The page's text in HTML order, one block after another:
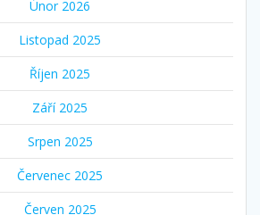
Únor 2026
Listopad 2025
Říjen 2025
Září 2025
Srpen 2025
Červenec 2025
Červen 2025